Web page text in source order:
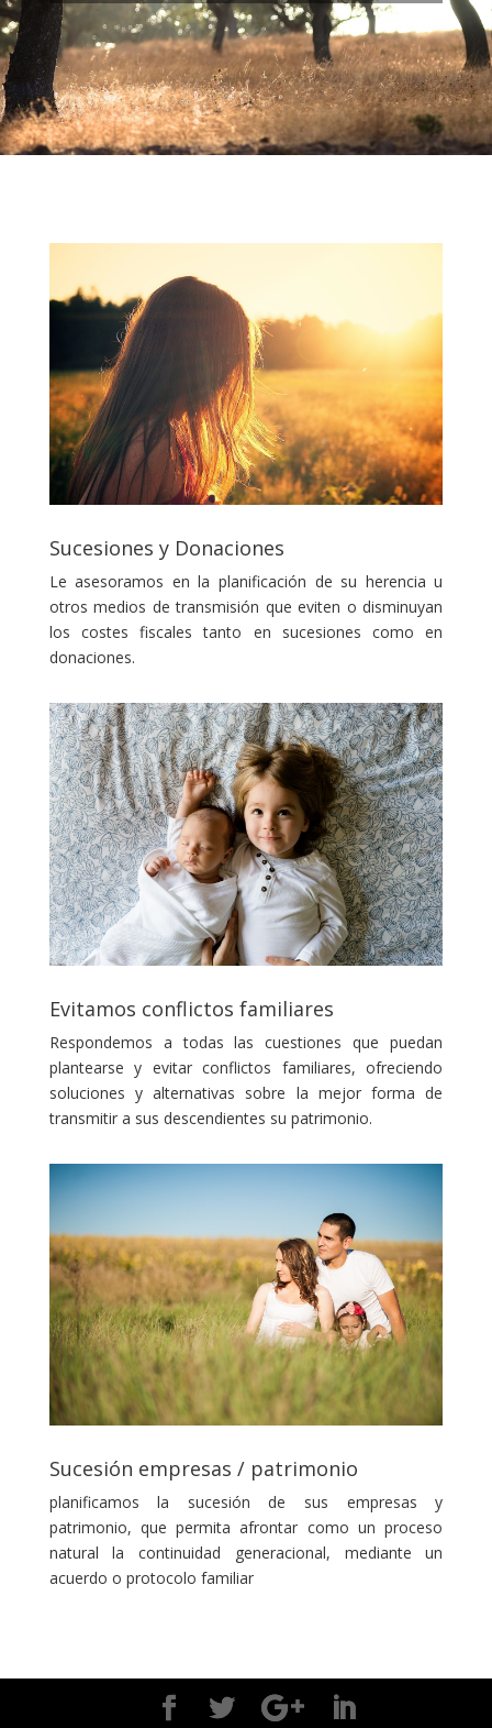
Sucesiones y Donaciones
Le asesoramos en la planificación de su herencia u
otros medios de transmisión que eviten o disminuyan
los costes fiscales tanto en sucesiones como en
donaciones.
Evitamos conflictos familiares
Respondemos a todas las cuestiones que puedan
plantearse y evitar conflictos familiares, ofreciendo
soluciones y alternativas sobre la mejor forma de
transmitir a sus descendientes su patrimonio.
Sucesión empresas / patrimonio
planificamos la sucesión de sus empresas y
patrimonio, que permita afrontar como un proceso
natural la continuidad generacional, mediante un
acuerdo o protocolo familiar